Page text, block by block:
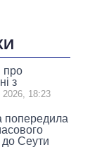
про
з
2026, 18:23
попередила
до Сеути